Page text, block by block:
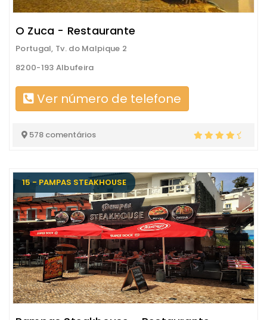
O Zuca - Restaurante
Portugal, Tv. do Malpique 2
8200-193 Albufeira
Ver número de telefone
578 comentários
15 - PAMPAS STEAKHOUSE